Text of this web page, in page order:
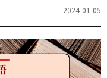
2024-01-05